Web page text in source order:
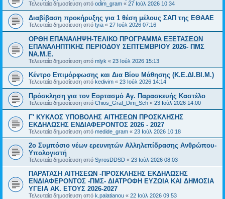
Τελευταία δημοσίευση από odim_gram « 27 Ιούλ 2026 10:34
Διαβίβαση προκήρυξης για 1 θέση μέλους ΣΑΠ της ΕΘΑΑΕ
Τελευταία δημοσίευση από tyia « 27 Ιούλ 2026 07:16
ΟΡΘΗ ΕΠΑΝΑΛΗΨΗ-ΤΕΛΙΚΟ ΠΡΟΓΡΑΜΜΑ ΕΞΕΤΑΣΕΩΝ
ΕΠΑΝΑΛΗΠΤΙΚΗΣ ΠΕΡΙΟΔΟΥ ΣΕΠΤΕΜΒΡΙΟΥ 2026- ΠΜΣ
ΝΑ.Μ.Ε.
Τελευταία δημοσίευση από mlyk « 23 Ιούλ 2026 15:13
Κέντρο Επιμόρφωσης και Δια Βίου Μάθησης (Κ.Ε.ΔΙ.ΒΙ.Μ.)
Τελευταία δημοσίευση από kedivim « 23 Ιούλ 2026 14:14
Πρόσκληση για τον Εορτασμό Αγ. Παρασκευής Καστέλο
Τελευταία δημοσίευση από Chios_Graf_Dim_Sch « 23 Ιούλ 2026 14:00
Γ' ΚΥΚΛΟΣ ΥΠΟΒΟΛΗΣ ΑΙΤΗΣΕΩΝ ΠΡΟΣΚΛΗΣΗΣ
ΕΚΔΗΛΩΣΗΣ ΕΝΔΙΑΦΕΡΟΝΤΟΣ 2026 - 2027
Τελευταία δημοσίευση από medide_gram « 23 Ιούλ 2026 10:18
2ο Συμπόσιο νέων ερευνητών Αλληλεπίδρασης Ανθρώπου-
Υπολογιστή
Τελευταία δημοσίευση από SyrosDDSD « 23 Ιούλ 2026 08:03
ΠΑΡΑΤΑΣΗ ΑΙΤΗΣΕΩΝ -ΠΡΟΣΚΛΗΣΗΣ ΕΚΔΗΛΩΣΗΣ
ΕΝΔΙΑΦΕΡΟΝΤΟΣ -ΠΜΣ- ΔΙΑΤΡΟΦΗ ΕΥΖΩΙΑ ΚΑΙ ΔΗΜΟΣΙΑ
ΥΓΕΙΑ AK. ETOYΣ 2026-2027
Τελευταία δημοσίευση από k.palatianou « 22 Ιούλ 2026 09:53